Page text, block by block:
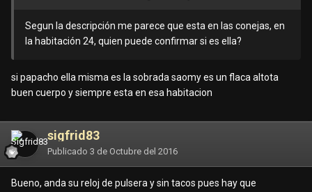
Segun la descripción me parece que esta en las conejas, en
la habitación 24, quien puede confirmar si es ella?
si papacho ella misma es la sobrada saomy es un flaca altota
buen cuerpo y siempre esta en esa habitacion
sigfrid83
Publicado 3 de Octubre del 2016
Bueno, anda su reloj de pulsera y sin tacos pues hay que